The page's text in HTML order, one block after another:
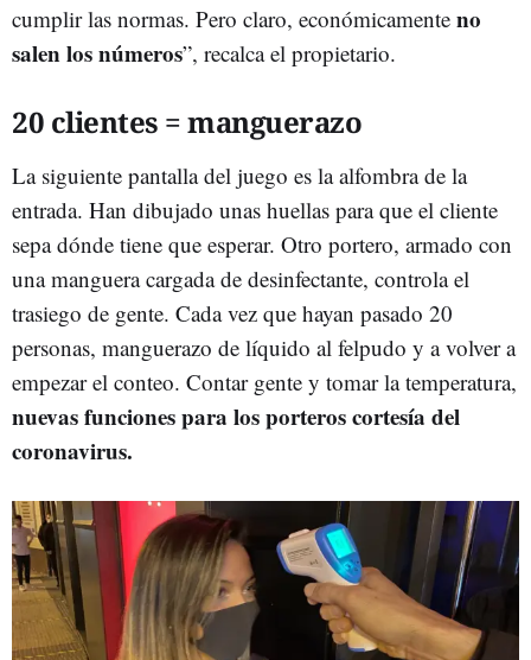
cumplir las normas. Pero claro, económicamente no
salen los números”, recalca el propietario.
20 clientes = manguerazo
La siguiente pantalla del juego es la alfombra de la
entrada. Han dibujado unas huellas para que el cliente
sepa dónde tiene que esperar. Otro portero, armado con
una manguera cargada de desinfectante, controla el
trasiego de gente. Cada vez que hayan pasado 20
personas, manguerazo de líquido al felpudo y a volver a
empezar el conteo. Contar gente y tomar la temperatura,
nuevas funciones para los porteros cortesía del
coronavirus.